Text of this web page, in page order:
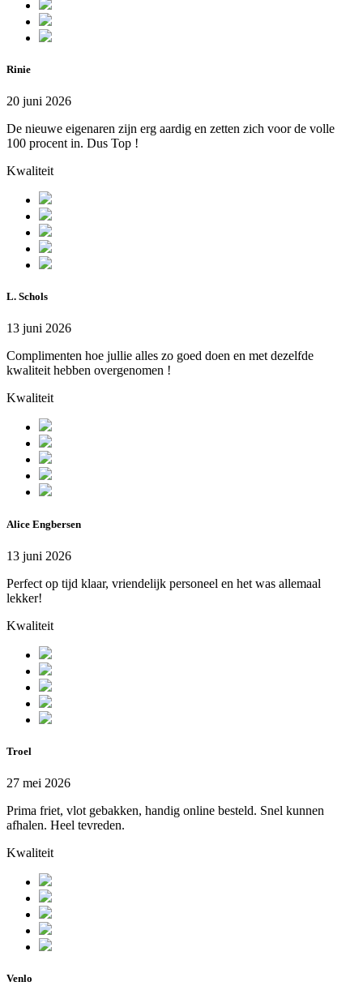
Rinie
20 juni 2026
De nieuwe eigenaren zijn erg aardig en zetten zich voor de volle
100 procent in. Dus Top !
Kwaliteit
L. Schols
13 juni 2026
Complimenten hoe jullie alles zo goed doen en met dezelfde
kwaliteit hebben overgenomen !
Kwaliteit
Alice Engbersen
13 juni 2026
Perfect op tijd klaar, vriendelijk personeel en het was allemaal
lekker!
Kwaliteit
Troel
27 mei 2026
Prima friet, vlot gebakken, handig online besteld. Snel kunnen
afhalen. Heel tevreden.
Kwaliteit
Venlo